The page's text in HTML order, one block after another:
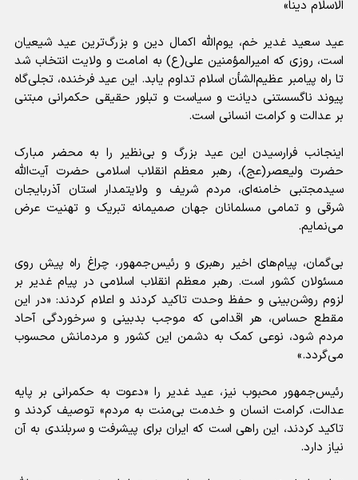
الاسلام دینا»
عید سعید غدیر خم، یوم‌الله اکمال دین و بزرگ‌ترین عید شیعیان
است، روزی که امیرالمؤمنین علی(ع) به امامت و ولایت انتخاب شد
تا راه پیامبر عظیم‌الشأن اسلام تداوم یابد. این عید فرخنده، تجلی‌گاه
پیوند ناگسستنی دیانت و سیاست و تبلور حقیقی حکمرانی مبتنی
بر عدالت و کرامت انسانی است.
اینجانب فرارسیدن این عید بزرگ و بی‌نظیر را به محضر مبارک
حضرت ولیعصر(عج)، رهبر معظم انقلاب اسلامی حضرت آیت‌الله
سیدمجتبی خامنه‌ای، مردم شریف و ولایتمدار استان آذربایجان
شرقی و تمامی مسلمانان جهان صمیمانه تبریک و تهنیت عرض
می‌نمایم.
بی‌گمان، پیام‌های اخیر رهبری و رئیس‌جمهور، چراغ راه پیش روی
مسئولان کشور است. رهبر معظم انقلاب اسلامی در پیام غدیر بر
لزوم روشن‌بینی و حفظ وحدت تاکید کردند و اعلام کردند: «در این
مقطع حساس، هر اقدامی که موجب بدبینی و سرخوردگی آحاد
مردم شود، نوعی کمک به دشمن این کشور و مردمانش محسوب
می‌گردد.»
رئیس‌جمهور محبوب نیز، عید غدیر را «دعوت به حکمرانی بر پایه
عدالت، کرامت انسان و خدمت بی‌منت به مردم» توصیف کردند و
تاکید کردند، این راهی است که ایران برای پیشرفت و سربلندی به آن
نیاز دارد.